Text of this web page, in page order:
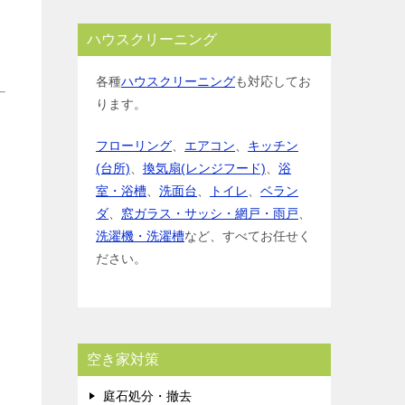
ハウスクリーニング
各種ハウスクリーニングも対応してお
ります。
フローリング エアコン
キッチン
(台所)
換気扇(レンジフード)
浴
室・浴槽
洗面台 トイレ
ベラン
ダ
窓ガラス・サッシ・網戸・雨戸
洗濯機・洗濯槽など、すべてお任せく
ださい。
空き家対策
庭石処分・撤去